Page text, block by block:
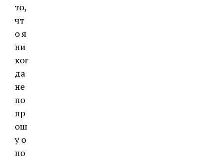
то,
чт
о я
ни
ког
да
не
по
пр
ош
у о
по